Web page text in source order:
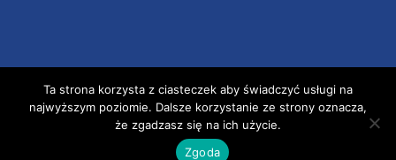
COPYRIGHT © 2025 radioemaus.pl Projekt i
wykonanie: tbcproject.com
Ta strona korzysta z ciasteczek aby świadczyć usługi na
najwyższym poziomie. Dalsze korzystanie ze strony oznacza,
że zgadzasz się na ich użycie.
Zgoda